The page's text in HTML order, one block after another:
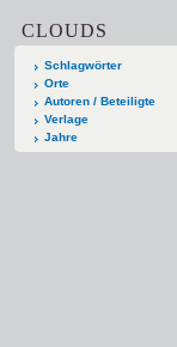
CLOUDS
Schlagwörter
Orte
Autoren / Beteiligte
Verlage
Jahre